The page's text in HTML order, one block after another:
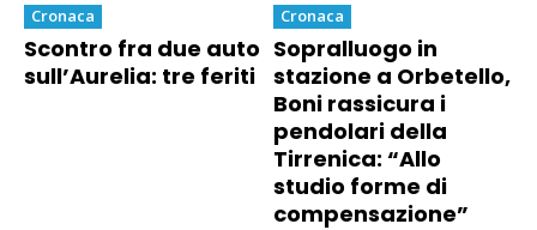
Cronaca
Scontro fra due auto
sull’Aurelia: tre feriti
Cronaca
Sopralluogo in
stazione a Orbetello,
Boni rassicura i
pendolari della
Tirrenica: “Allo
studio forme di
compensazione”